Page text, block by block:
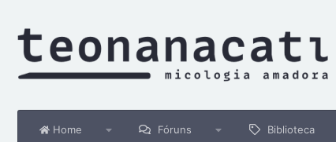
Home Fóruns Biblioteca